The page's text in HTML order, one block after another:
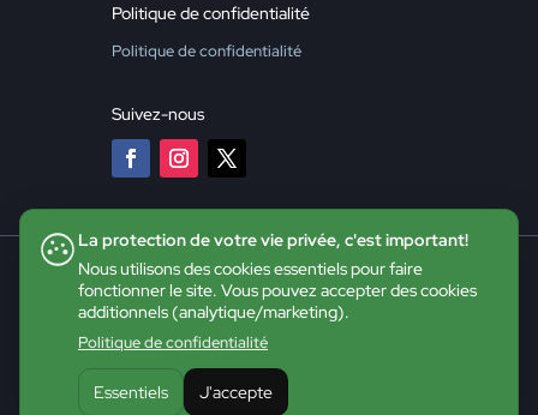
Politique de confidentialité
Politique de confidentialité
Suivez-nous
©2026 CDE - Tous droits réservés |
La protection de votre vie privée, c'est important!
Nous utilisons des cookies essentiels pour faire
fonctionner le site. Vous pouvez accepter des cookies
additionnels (analytique/marketing).
Politique de confidentialité
Essentiels J'accepte